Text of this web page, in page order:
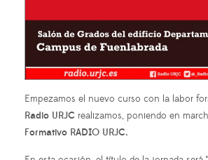
Empezamos el nuevo curso con la labor
Radio URJC realizamos, poniendo en
Formativo RADIO URJC.